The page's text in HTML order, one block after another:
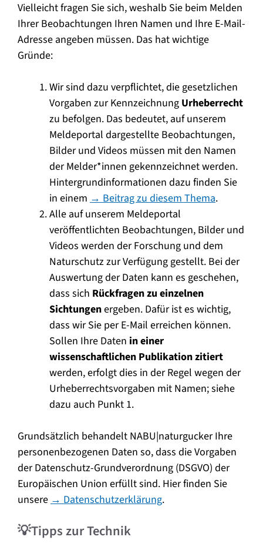
Vielleicht fragen Sie sich, weshalb Sie beim Melden
Ihrer Beobachtungen Ihren Namen und Ihre E-Mail-
Adresse angeben müssen. Das hat wichtige
Gründe:
Wir sind dazu verpflichtet, die gesetzlichen
Vorgaben zur Kennzeichnung Urheberrecht
zu befolgen. Das bedeutet, auf unserem
Meldeportal dargestellte Beobachtungen,
Bilder und Videos müssen mit den Namen
der Melder*innen gekennzeichnet werden.
Hintergrundinformationen dazu finden Sie
in einem → Beitrag zu diesem Thema.
Alle auf unserem Meldeportal
veröffentlichten Beobachtungen, Bilder und
Videos werden der Forschung und dem
Naturschutz zur Verfügung gestellt. Bei der
Auswertung der Daten kann es geschehen,
dass sich Rückfragen zu einzelnen
Sichtungenergeben. Dafür ist es wichtig,
dass wir Sie per E-Mail erreichen können.
Sollen Ihre Daten in einer
wissenschaftlichen Publikation zitiert
werden, erfolgt dies in der Regel wegen der
Urheberrechtsvorgaben mit Namen; siehe
dazu auch Punkt 1.
Grundsätzlich behandelt NABU|naturgucker Ihre
personenbezogenen Daten so, dass die Vorgaben
der Datenschutz-Grundverordnung (DSGVO) der
Europäischen Union erfüllt sind. Hier finden Sie
unsere→ Datenschutzerklärung.
💡Tipps zur Technik